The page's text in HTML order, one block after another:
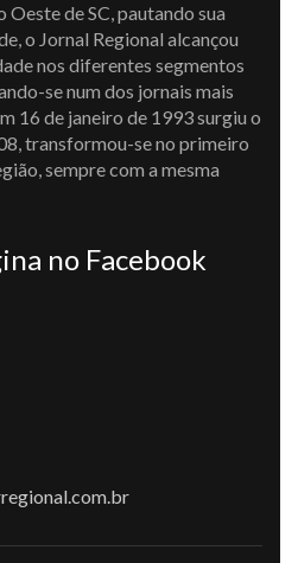
de SC, pautando sua
o Jornal Regional alcançou
nos diferentes segmentos
se num dos jornais mais
16 de janeiro de 1993 surgiu o
transformou-se no primeiro
sempre com a mesma
no Facebook